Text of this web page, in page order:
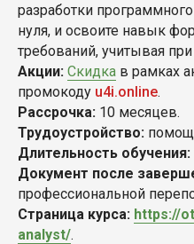
разработки
нуля, и освоите навык
требований, учитывая
Акции: Скидка в рамках
промокоду u4i.online.
Рассрочка: 10 месяцев.
Трудоустройство:
Длительность обучения:
Документ после
профессиональной
Страница курса: https://
analyst/.